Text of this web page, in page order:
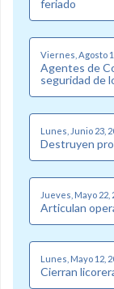
feriado
Viernes, Agosto
Agentes de
seguridad de
Lunes, Junio 23,
Destruyen
Jueves, Mayo 22,
Articulan
Lunes, Mayo 12,
Cierran